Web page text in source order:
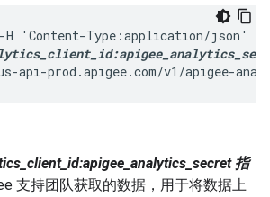
H 'Content-Type:application/json' \
api-prod.apigee.com/v1/apigee-
指
支持团队获取的数据，用于将数据上